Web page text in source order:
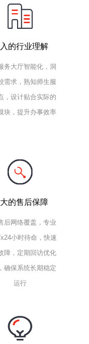
的行业理解
务大厅智能化，洞
需求，熟知师生服
，设计贴合实际的
块，提升办事效率
的售后保障
后网络覆盖，专业
小时待命，快速
障，定期回访优化
确保系统长期稳定
运行